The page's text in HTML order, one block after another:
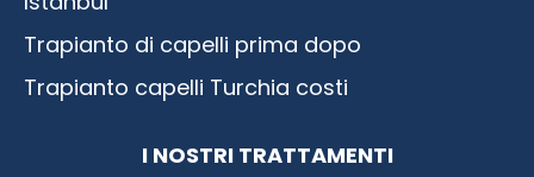
Trapianto di capelli prima dopo
Trapianto capelli Turchia costi
I NOSTRI TRATTAMENTI